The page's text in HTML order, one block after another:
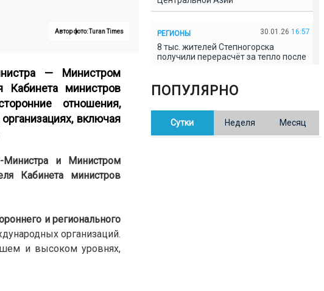
Автор фото: Turan Times
— Министром
Кабинета министров
отношения,
включая
Министра и Министром
Кабинета министров
и регионального
организаций.
и высоком уровнях,
РЕГИОНЫ 30.01.26 16:57
8 тыс. жителей Степногорска
получили перерасчёт за тепло после
В Казахстане готовят новую
редакцию Конституции: меняется
ПОПУЛЯРНО
Сутки Неделя Месяц